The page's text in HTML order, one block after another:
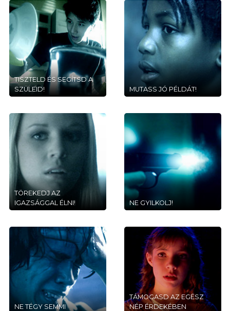
TISZTELD ÉS SEGÍTSD A
SZÜLEID!
MUTASS JÓ PÉLDÁT!
TÖREKEDJ AZ
IGAZSÁGGAL ÉLNI!
NE GYILKOLJ!
NE TÉGY SEMMI
TÁMOGASD AZ EGÉSZ
NÉP ÉRDEKÉBEN